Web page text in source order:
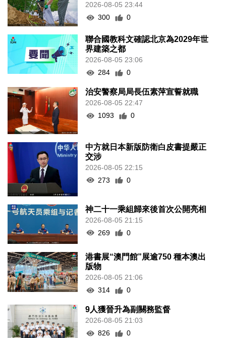
2026-08-05 23:44
300
0
聯合國教科文確認北京為2029年世
界建築之都
2026-08-05 23:06
284
0
治安警察局局長伍素萍宣誓就職
2026-08-05 22:47
1093
0
中方就日本新版防衛白皮書提嚴正
交涉
2026-08-05 22:15
273
0
神二十一乘組歸來後首次公開亮相
2026-08-05 21:15
269
0
港書展“澳門館”展逾750 種本澳出
版物
2026-08-05 21:06
314
0
9人獲晉升為副關務監督
2026-08-05 21:03
826
0